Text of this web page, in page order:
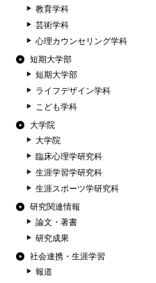
教育学科
芸術学科
心理カウンセリング学科
短期大学部
短期大学部
ライフデザイン学科
こども学科
大学院
大学院
臨床心理学研究科
生涯学習学研究科
生涯スポーツ学研究科
研究関連情報
論文・著書
研究成果
社会連携・生涯学習
報道